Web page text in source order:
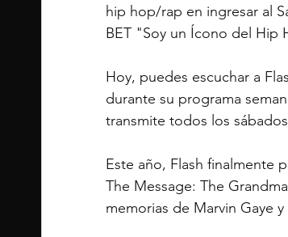
hip hop/rap en ingresar al
BET "Soy un Ícono del Hip
Hoy, puedes escuchar a
durante su programa
transmite todos los
Este año, Flash finalmente
The Message: The
memorias de Marvin Gaye